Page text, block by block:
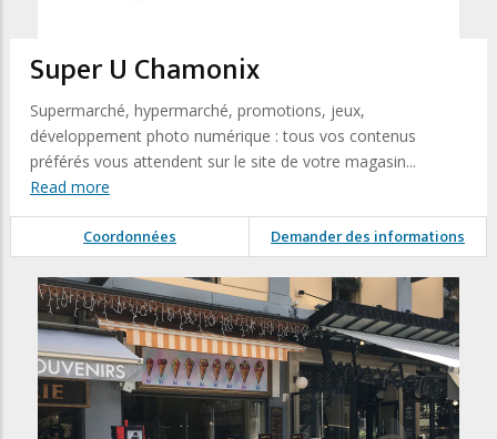
Super U Chamonix
Supermarché, hypermarché, promotions, jeux,
développement photo numérique : tous vos contenus
préférés vous attendent sur le site de votre magasin...
Read more
Coordonnées Demander des informations